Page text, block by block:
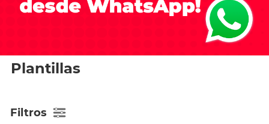
Plantillas
Filtros